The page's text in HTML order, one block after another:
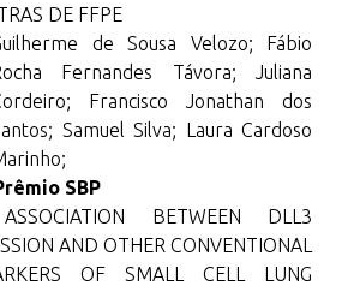
DE FFPE
de Sousa Velozo; Fábio
Fernandes Távora; Juliana
Francisco Jonathan dos
Samuel Silva; Laura Cardoso
SBP
BETWEEN DLL3
AND OTHER CONVENTIONAL
OF SMALL CELL LUNG